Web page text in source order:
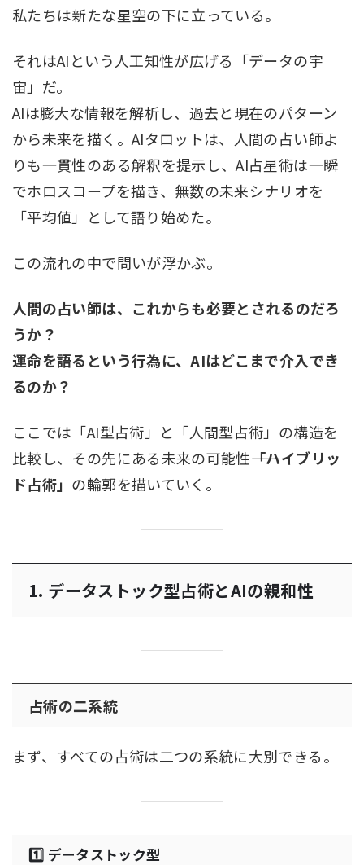
私たちは新たな星空の下に立っている。
それはAIという人工知性が広げる「データの宇
宙」だ。
AIは膨大な情報を解析し、過去と現在のパターン
から未来を描く。AIタロットは、人間の占い師よ
りも一貫性のある解釈を提示し、AI占星術は一瞬
でホロスコープを描き、無数の未来シナリオを
「平均値」として語り始めた。
この流れの中で問いが浮かぶ。
人間の占い師は、これからも必要とされるのだろ
うか？
運命を語るという行為に、AIはどこまで介入でき
るのか？
ここでは「AI型占術」と「人間型占術」の構造を
比較し、その先にある未来の可能性――「ハイブリッ
ド占術」 の輪郭を描いていく。
1. データストック型占術とAIの親和性
占術の二系統
まず、すべての占術は二つの系統に大別できる。
1️⃣ データストック型